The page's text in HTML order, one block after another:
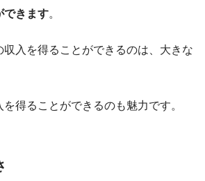
できます。
収入を得ることができるのは、大きな
得ることができるのも魅力です。